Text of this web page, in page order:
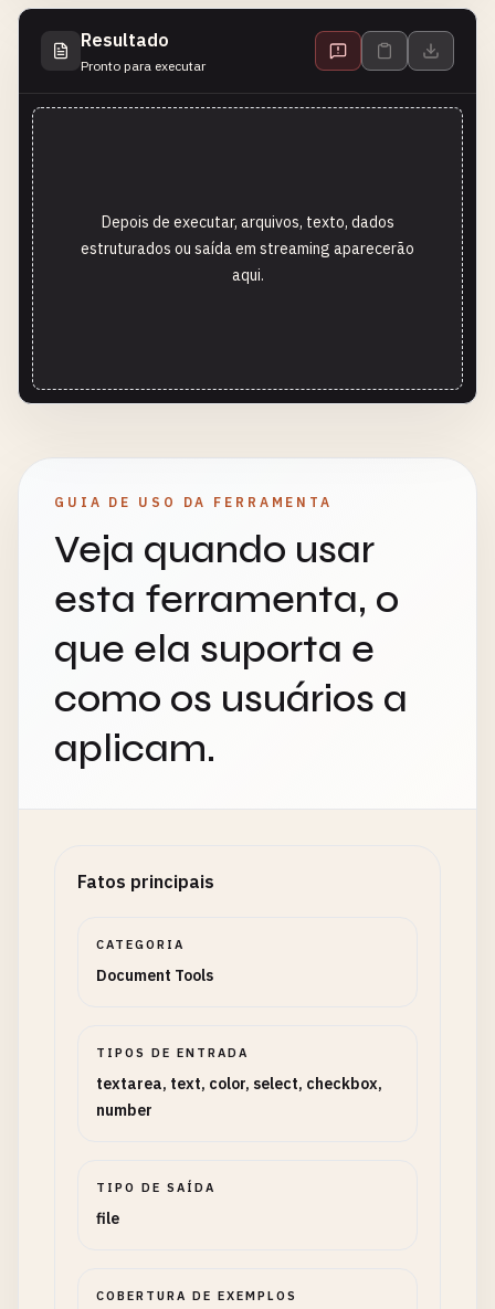
Resultado
Pronto para executar
Depois de executar, arquivos, texto, dados
estruturados ou saída em streaming aparecerão
aqui.
GUIA DE USO DA FERRAMENTA
Veja quando usar
esta ferramenta, o
que ela suporta e
como os usuários a
aplicam.
Fatos principais
CATEGORIA
Document Tools
TIPOS DE ENTRADA
textarea, text, color, select, checkbox,
number
TIPO DE SAÍDA
file
COBERTURA DE EXEMPLOS